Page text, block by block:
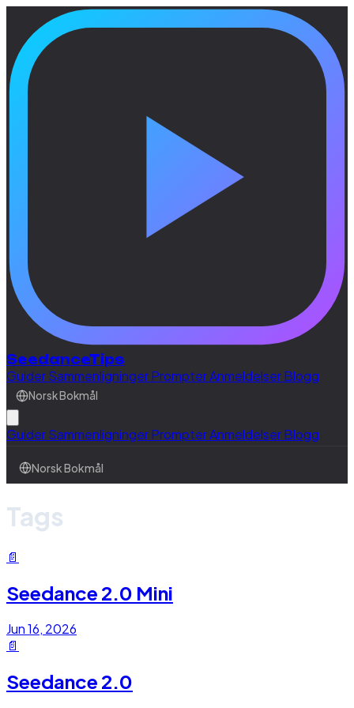
SeedanceTips
GuiderSammenligningerPrompterAnmeldelserBlogg
Norsk Bokmål
GuiderSammenligningerPrompterAnmeldelserBlogg
Norsk Bokmål
Tags
📄
Seedance 2.0 Mini
Jun 16, 2026
📄
Seedance 2.0